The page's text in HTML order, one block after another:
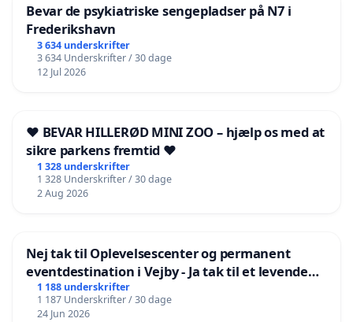
Bevar de psykiatriske sengepladser på N7 i
Frederikshavn
3 634 underskrifter
3 634 Underskrifter / 30 dage
12 Jul 2026
❤️ BEVAR HILLERØD MINI ZOO – hjælp os med at
sikre parkens fremtid ❤️
1 328 underskrifter
1 328 Underskrifter / 30 dage
2 Aug 2026
Nej tak til Oplevelsescenter og permanent
eventdestination i Vejby - Ja tak til et levende
lokalområde i balance
1 188 underskrifter
1 187 Underskrifter / 30 dage
24 Jun 2026